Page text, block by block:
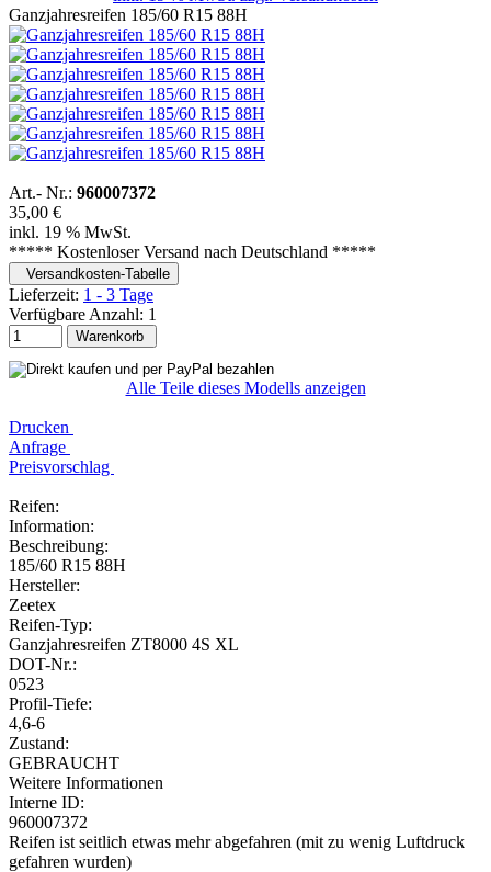
Ganzjahresreifen 185/60 R15 88H
Art.- Nr.: 960007372
35,00 €
inkl. 19 % MwSt.
***** Kostenloser Versand nach Deutschland *****
Versandkosten-Tabelle
Lieferzeit: 1 - 3 Tage
Verfügbare Anzahl: 1
Warenkorb
Alle Teile dieses Modells anzeigen
Drucken
Anfrage
Preisvorschlag
Reifen:
Information:
Beschreibung:
185/60 R15 88H
Hersteller:
Zeetex
Reifen-Typ:
Ganzjahresreifen ZT8000 4S XL
DOT-Nr.:
0523
Profil-Tiefe:
4,6-6
Zustand:
GEBRAUCHT
Weitere Informationen
Interne ID:
960007372
Reifen ist seitlich etwas mehr abgefahren (mit zu wenig Luftdruck
gefahren wurden)